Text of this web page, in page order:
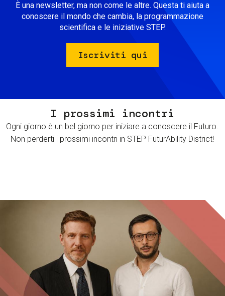
È una newsletter, ma non come le altre. Questa ti aiuta a
conoscere il mondo che cambia, la programmazione
scientifica e le iniziative STEP.
Iscriviti qui
I prossimi incontri
Ogni giorno è un bel giorno per iniziare a conoscere il Futuro.
Non perderti i prossimi incontri in STEP FuturAbility District!